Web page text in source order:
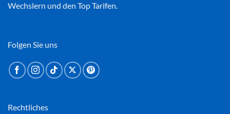
Wechslern und den Top Tarifen.
Rechtliches
Folgen Sie uns